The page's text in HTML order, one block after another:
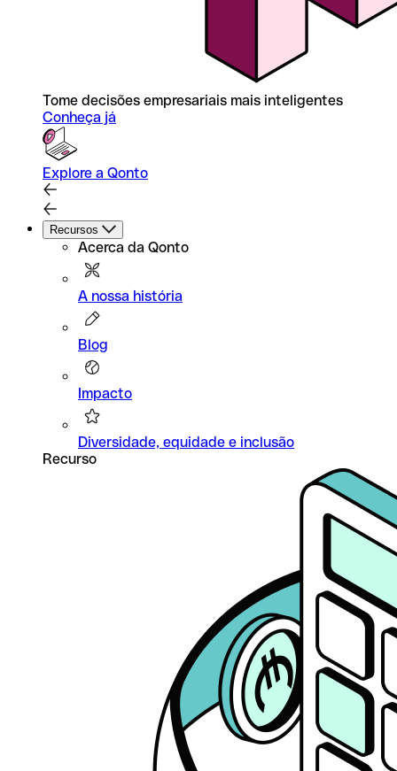
Tome decisões empresariais mais inteligentes
Conheça já
Explore a Qonto
Recursos
Acerca da Qonto
A nossa história
Blog
Impacto
Diversidade, equidade e inclusão
Recurso